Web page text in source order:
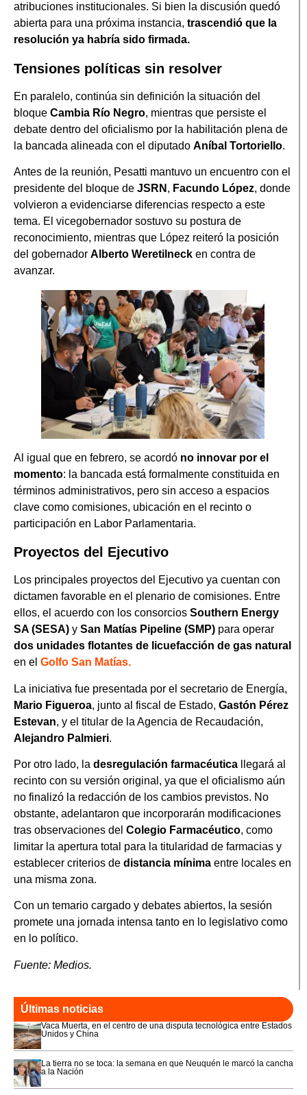
atribuciones institucionales. Si bien la discusión quedó
abierta para una próxima instancia, trascendió que la
resolución ya habría sido firmada.
Tensiones políticas sin resolver
En paralelo, continúa sin definición la situación del
bloque Cambia Río Negro, mientras que persiste el
debate dentro del oficialismo por la habilitación plena de
la bancada alineada con el diputado Aníbal Tortoriello.
Antes de la reunión, Pesatti mantuvo un encuentro con el
presidente del bloque de JSRN , Facundo López, donde
volvieron a evidenciarse diferencias respecto a este
tema. El vicegobernador sostuvo su postura de
reconocimiento, mientras que López reiteró la posición
del gobernador Alberto Weretilneck en contra de
avanzar.
Al igual que en febrero, se acordó no innovar por el
momento: la bancada está formalmente constituida en
términos administrativos, pero sin acceso a espacios
clave como comisiones, ubicación en el recinto o
participación en Labor Parlamentaria.
Proyectos del Ejecutivo
Los principales proyectos del Ejecutivo ya cuentan con
dictamen favorable en el plenario de comisiones. Entre
ellos, el acuerdo con los consorcios Southern Energy
SA (SESA) y San Matías Pipeline (SMP) para operar
dos unidades flotantes de licuefacción de gas natural
en el Golfo San Matías.
La iniciativa fue presentada por el secretario de Energía,
Mario Figueroa, junto al fiscal de Estado, Gastón Pérez
Estevan, y el titular de la Agencia de Recaudación,
Alejandro Palmieri.
Por otro lado, la desregulación farmacéutica llegará al
recinto con su versión original, ya que el oficialismo aún
no finalizó la redacción de los cambios previstos. No
obstante, adelantaron que incorporarán modificaciones
tras observaciones del Colegio Farmacéutico, como
limitar la apertura total para la titularidad de farmacias y
establecer criterios de distancia mínima entre locales en
una misma zona.
Con un temario cargado y debates abiertos, la sesión
promete una jornada intensa tanto en lo legislativo como
en lo político.
Fuente: Medios.
Últimas noticias
Vaca Muerta, en el centro de una disputa tecnológica entre Estados
Unidos y China
La tierra no se toca: la semana en que Neuquén le marcó la cancha
a la Nación